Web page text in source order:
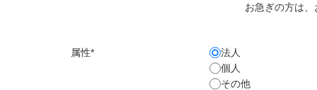
お急ぎの方は
属性*
法人
個人
その他